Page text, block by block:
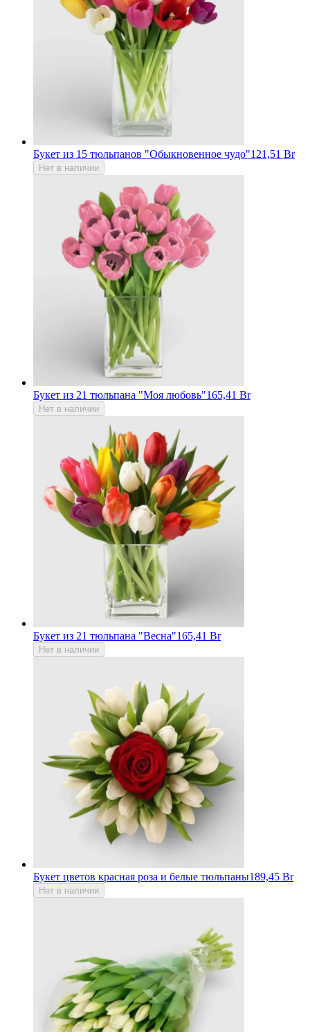
Букет из 15 тюльпанов "Обыкновенное чудо"121,51 Br
Нет в наличии
Букет из 21 тюльпана "Моя любовь"165,41 Br
Нет в наличии
Букет из 21 тюльпана "Весна"165,41 Br
Нет в наличии
Букет цветов красная роза и белые тюльпаны189,45 Br
Нет в наличии